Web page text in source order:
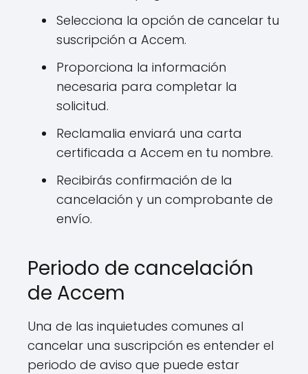
Selecciona la opción de cancelar tu
suscripción a Accem.
Proporciona la información
necesaria para completar la
solicitud.
Reclamalia enviará una carta
certificada a Accem en tu nombre.
Recibirás confirmación de la
cancelación y un comprobante de
envío.
Periodo de cancelación
de Accem
Una de las inquietudes comunes al
cancelar una suscripción es entender el
periodo de aviso que puede estar